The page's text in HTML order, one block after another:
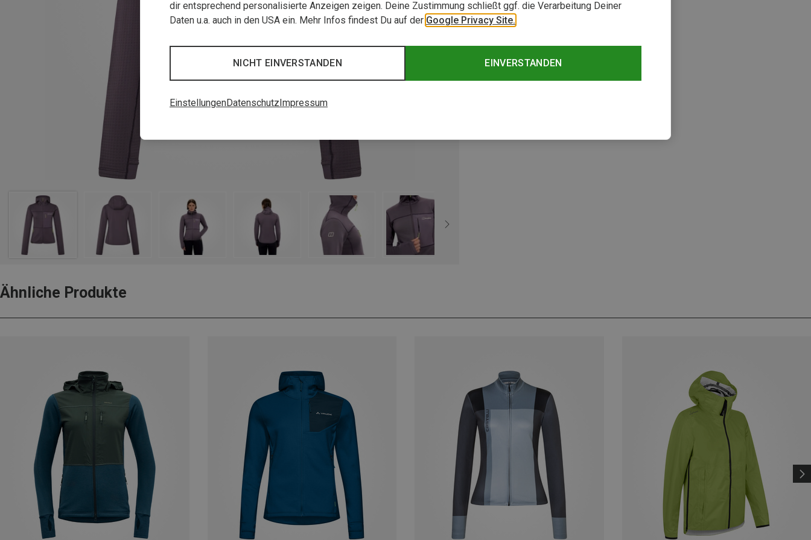
Ähnliche Produkte
dir entsprechend personalisierte Anzeigen zeigen. Deine Zustimmung schließt ggf. die Verarbeitung Deiner
Daten u.a. auch in den USA ein. Mehr Infos findest Du auf der Google Privacy Site.
EINVERSTANDEN
NICHT EINVERSTANDEN
EinstellungenDatenschutzImpressum